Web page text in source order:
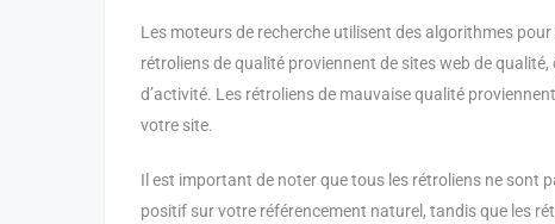
Les moteurs de recherche utilisent des algorithmes
rétroliens de qualité proviennent de sites web de
d’activité. Les rétroliens de mauvaise qualité
votre site.
Il est important de noter que tous les rétroliens ne sont
positif sur votre référencement naturel, tandis que les